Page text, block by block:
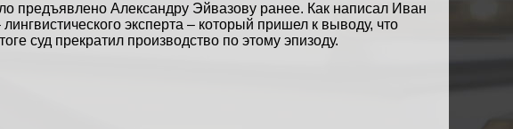
предъявлено Александру Эйвазову ранее. Как написал Иван
эксперта – который пришел к выводу, что
суд прекратил производство по этому эпизоду.